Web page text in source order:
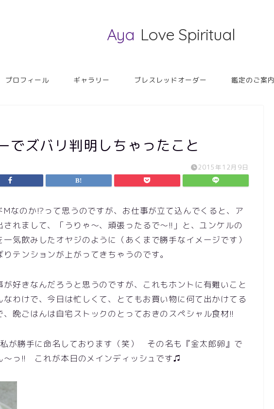
Aya Love Spiritual
プロフィール ギャラリー ブレスレッドオーダー 鑑定のご案内
でズバリ判明しちゃったこと
2015年12月9日
Mなのか!?って思うのですが、お仕事が立て込んでくると、ア
されまして、「うりゃ～、頑張ったるで～!!」と、ユンケルの
気飲みしたオヤジのように（あくまで勝手なイメージです）
テンションが上がってきちゃうのです。
好きなんだろうと思うのですが、これもホントに有難いこと
わけで、今日は忙しくて、とてもお買い物に何て出かけてる
、晩ごはんは自宅ストックのとっておきのスペシャル食材!!
が勝手に命名しております（笑） その名も『金太郎卵』で
～っ!! これが本日のメインディッシュです♫